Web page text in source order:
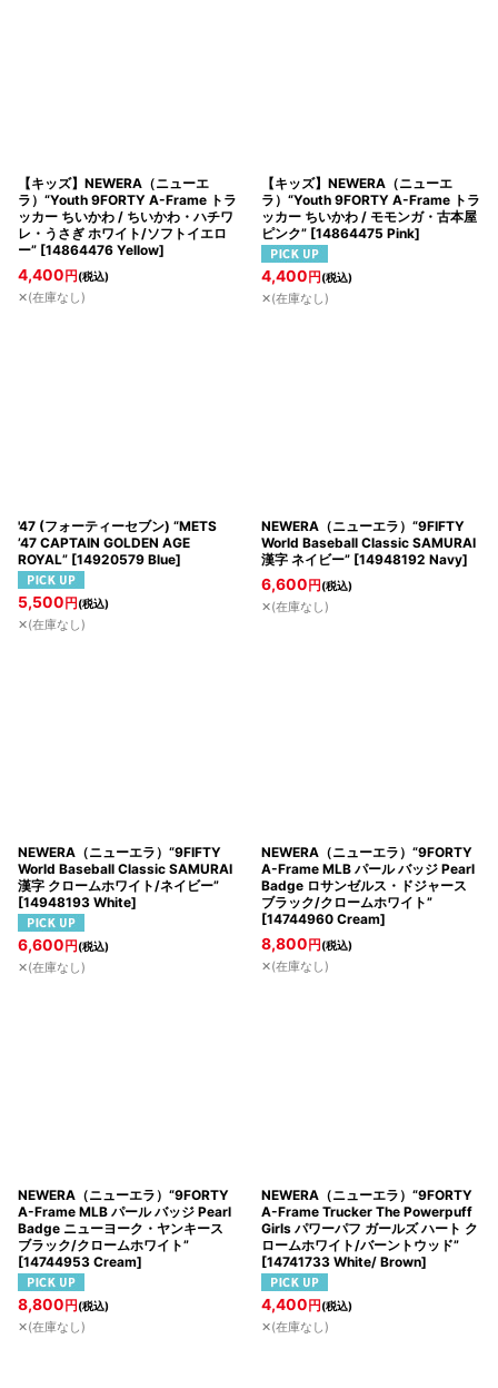
【キッズ】NEWERA（ニューエ
ラ）“Youth 9FORTY A-Frame トラ
ッカー ちいかわ / ちいかわ・ハチワ
レ・うさぎ ホワイト/ソフトイエロ
ー” [14864476 Yellow]
4,400円(税込)
✕(在庫なし)
【キッズ】NEWERA（ニューエ
ラ）“Youth 9FORTY A-Frame トラ
ッカー ちいかわ / モモンガ・古本屋
ピンク” [14864475 Pink]
4,400円(税込)
✕(在庫なし)
'47 (フォーティーセブン) “METS
’47 CAPTAIN GOLDEN AGE
ROYAL” [14920579 Blue]
5,500円(税込)
✕(在庫なし)
NEWERA（ニューエラ）“9FIFTY
World Baseball Classic SAMURAI
漢字 ネイビー” [14948192 Navy]
6,600円(税込)
✕(在庫なし)
NEWERA（ニューエラ）“9FIFTY
World Baseball Classic SAMURAI
漢字 クロームホワイト/ネイビー”
[14948193 White]
6,600円(税込)
✕(在庫なし)
NEWERA（ニューエラ）“9FORTY
A-Frame MLB パール バッジ Pearl
Badge ロサンゼルス・ドジャース
ブラック/クロームホワイト”
[14744960 Cream]
8,800円(税込)
✕(在庫なし)
NEWERA（ニューエラ）“9FORTY
A-Frame MLB パール バッジ Pearl
Badge ニューヨーク・ヤンキース
ブラック/クロームホワイト”
[14744953 Cream]
8,800円(税込)
✕(在庫なし)
NEWERA（ニューエラ）“9FORTY
A-Frame Trucker The Powerpuff
Girls パワーパフ ガールズ ハート ク
ロームホワイト/バーントウッド”
[14741733 White/ Brown]
4,400円(税込)
✕(在庫なし)